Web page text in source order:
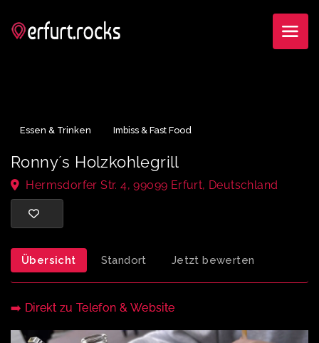
Ronny´s Holzkohlegrill
Hermsdorfer Str. 4, 99099 Erfurt, Deutschland
Übersicht Standort Jetzt bewerten
➡️ Direkt zu Telefon & Website